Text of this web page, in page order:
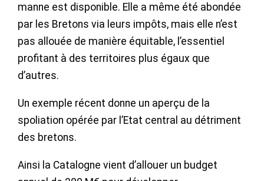
manne est disponible. Elle a même été abondée
par les Bretons via leurs impôts, mais elle n’est
pas allouée de manière équitable, l’essentiel
profitant à des territoires plus égaux que
d’autres.
Un exemple récent donne un aperçu de la
spoliation opérée par l’Etat central au détriment
des bretons.
Ainsi la Catalogne vient d’allouer un budget